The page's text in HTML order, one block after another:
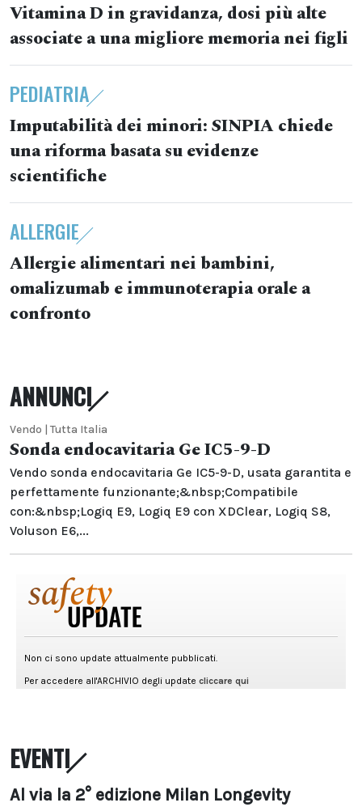
Vitamina D in gravidanza, dosi più alte
associate a una migliore memoria nei figli
PEDIATRIA
Imputabilità dei minori: SINPIA chiede
una riforma basata su evidenze
scientifiche
ALLERGIE
Allergie alimentari nei bambini,
omalizumab e immunoterapia orale a
confronto
ANNUNCI
Vendo | Tutta Italia
Sonda endocavitaria Ge IC5-9-D
Vendo sonda endocavitaria Ge IC5-9-D, usata garantita e
perfettamente funzionante;&nbsp;Compatibile
con:&nbsp;Logiq E9, Logiq E9 con XDClear, Logiq S8,
Voluson E6,...
EVENTI
Al via la 2° edizione Milan Longevity